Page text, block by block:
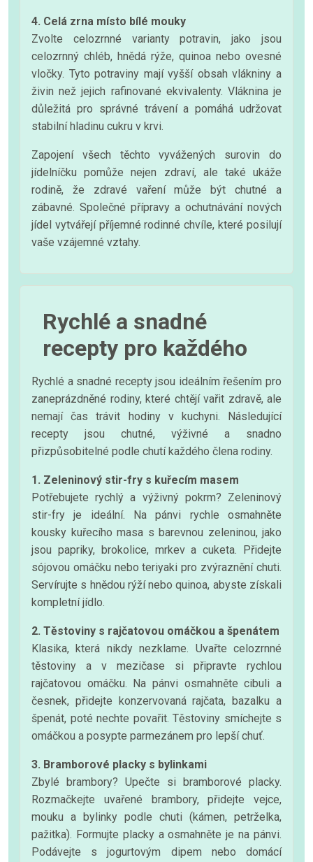
4. Celá zrna místo bílé mouky
Zvolte celozrnné varianty potravin, jako jsou
celozrnný chléb, hnědá rýže, quinoa nebo ovesné
vločky. Tyto potraviny mají vyšší obsah vlákniny a
živin než jejich rafinované ekvivalenty. Vláknina je
důležitá pro správné trávení a pomáhá udržovat
stabilní hladinu cukru v krvi.
Zapojení všech těchto vyvážených surovin do
jídelníčku pomůže nejen zdraví, ale také ukáže
rodině, že zdravé vaření může být chutné a
zábavné. Společné přípravy a ochutnávání nových
jídel vytvářejí příjemné rodinné chvíle, které posilují
vaše vzájemné vztahy.
Rychlé a snadné
recepty pro každého
Rychlé a snadné recepty jsou ideálním řešením pro
zaneprázdněné rodiny, které chtějí vařit zdravě, ale
nemají čas trávit hodiny v kuchyni. Následující
recepty jsou chutné, výživné a snadno
přizpůsobitelné podle chutí každého člena rodiny.
1. Zeleninový stir-fry s kuřecím masem
Potřebujete rychlý a výživný pokrm? Zeleninový
stir-fry je ideální. Na pánvi rychle osmahněte
kousky kuřecího masa s barevnou zeleninou, jako
jsou papriky, brokolice, mrkev a cuketa. Přidejte
sójovou omáčku nebo teriyaki pro zvýraznění chuti.
Servírujte s hnědou rýží nebo quinoa, abyste získali
kompletní jídlo.
2. Těstoviny s rajčatovou omáčkou a špenátem
Klasika, která nikdy nezklame. Uvařte celozrnné
těstoviny a v mezičase si připravte rychlou
rajčatovou omáčku. Na pánvi osmahněte cibuli a
česnek, přidejte konzervovaná rajčata, bazalku a
špenát, poté nechte povařit. Těstoviny smíchejte s
omáčkou a posypte parmezánem pro lepší chuť.
3. Bramborové placky s bylinkami
Zbylé brambory? Upečte si bramborové placky.
Rozmačkejte uvařené brambory, přidejte vejce,
mouku a bylinky podle chuti (kámen, petrželka,
pažitka). Formujte placky a osmahněte je na pánvi.
Podávejte s jogurtovým dipem nebo domácí